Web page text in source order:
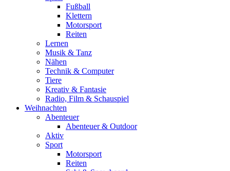
Fußball
Klettern
Motorsport
Reiten
Lernen
Musik & Tanz
Nähen
Technik & Computer
Tiere
Kreativ & Fantasie
Radio, Film & Schauspiel
Weihnachten
Abenteuer
Abenteuer & Outdoor
Aktiv
Sport
Motorsport
Reiten